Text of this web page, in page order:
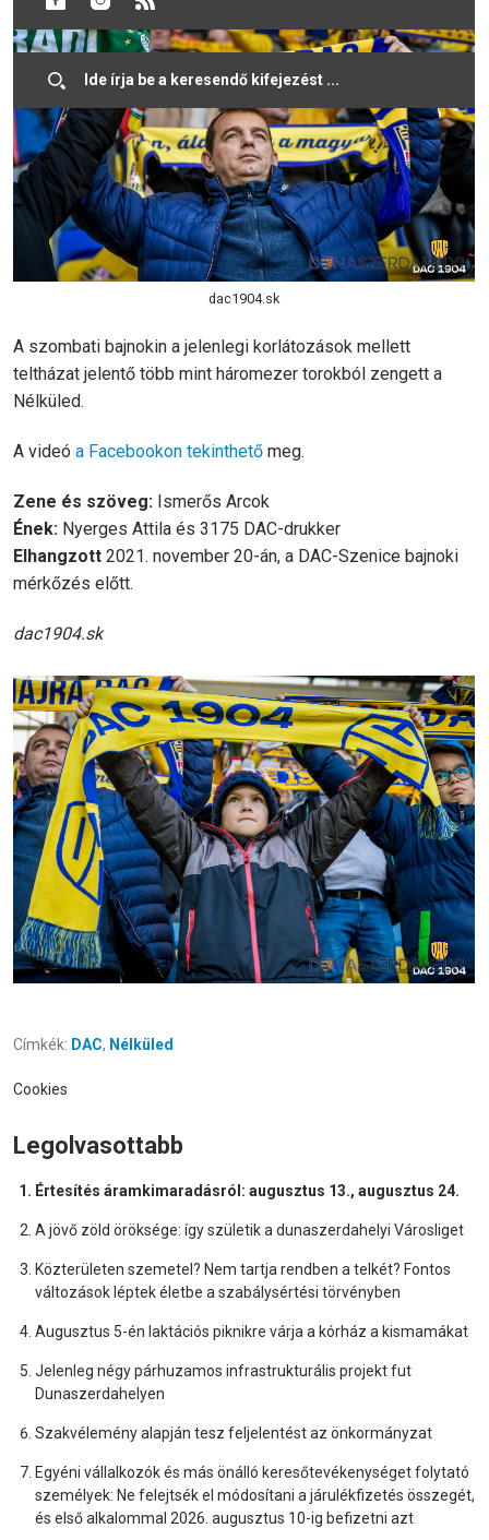
dac1904.sk
A szombati bajnokin a jelenlegi korlátozások mellett
teltházat jelentő több mint háromezer torokból zengett a
Nélküled.
A videó a Facebookon tekinthető meg.
Zene és szöveg: Ismerős Arcok
Ének: Nyerges Attila és 3175 DAC-drukker
Elhangzott 2021. november 20-án, a DAC-Szenice bajnoki
mérkőzés előtt.
dac1904.sk
Címkék: DAC, Nélküled
Cookies
Legolvasottabb
Értesítés áramkimaradásról: augusztus 13., augusztus 24.
A jövő zöld öröksége: így születik a dunaszerdahelyi Városliget
Közterületen szemetel? Nem tartja rendben a telkét? Fontos
változások léptek életbe a szabálysértési törvényben
Augusztus 5-én laktációs piknikre várja a kórház a kismamákat
Jelenleg négy párhuzamos infrastrukturális projekt fut
Dunaszerdahelyen
Szakvélemény alapján tesz feljelentést az önkormányzat
Egyéni vállalkozók és más önálló keresőtevékenységet folytató
személyek: Ne felejtsék el módosítani a járulékfizetés összegét,
és első alkalommal 2026. augusztus 10-ig befizetni azt